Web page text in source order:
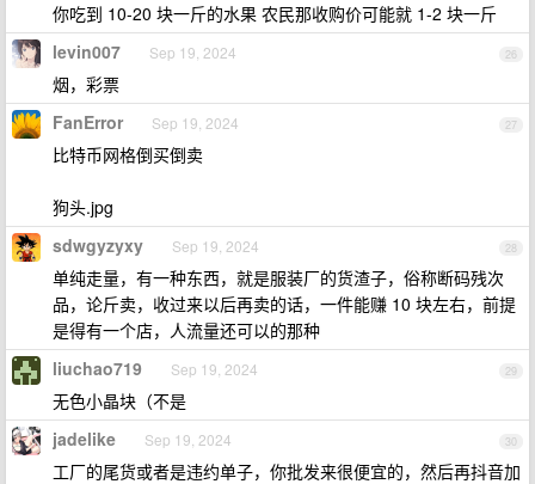
你吃到 10-20 块一斤的水果 农民那收购价可能就 1-2 块一斤
26
levin007 Sep 19, 2024
烟，彩票
27
FanError Sep 19, 2024
比特币网格倒买倒卖
狗头.jpg
28
sdwgyzyxy Sep 19, 2024
单纯走量，有一种东西，就是服装厂的货渣子，俗称断码残次
品，论斤卖，收过来以后再卖的话，一件能赚 10 块左右，前提
是得有一个店，人流量还可以的那种
29
liuchao719 Sep 19, 2024
无色小晶块（不是
30
jadelike Sep 19, 2024
工厂的尾货或者是违约单子，你批发来很便宜的，然后再抖音加